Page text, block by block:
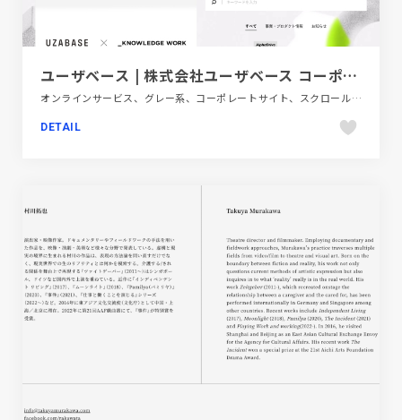
ユーザベース | 株式会社ユーザベース コーポレートサイト - Uzabase
オンラインサービス、グレー系、コーポレートサイト、スクロールエフェクト、スタイリッシュ、タイポグラフィー、テクノロジー・サイエンス、フラットデザイン、大きめ写真、金融・法律・人材・専門職
DETAIL